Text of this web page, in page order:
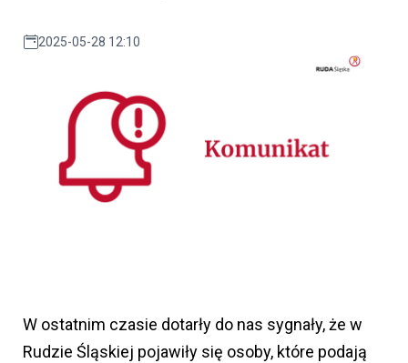
2025-05-28 12:10
W ostatnim czasie dotarły do nas sygnały, że w
Rudzie Śląskiej pojawiły się osoby, które podają